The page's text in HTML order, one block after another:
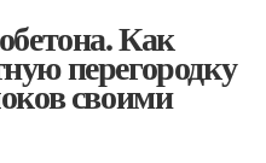
Как
перегородку
своими